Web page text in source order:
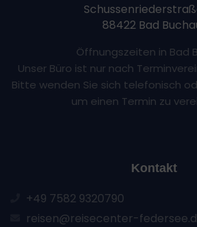
88422 Bad
Öffnungszeiten in Bad
Unser Büro ist nur nach
Bitte wenden Sie sich telefonisch
um einen Termin zu
Kontakt
+49 7582 9320790
reisen@reisecenter-